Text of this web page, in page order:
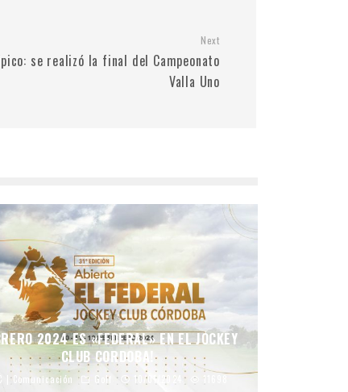
Next
se realizó la final del Campeonato
Valla Uno
2024 ES «FEDERAL» EN EL JOCKEY
CLUB CORDOBA!
| Comunicación Golf 10/01/2024 11698